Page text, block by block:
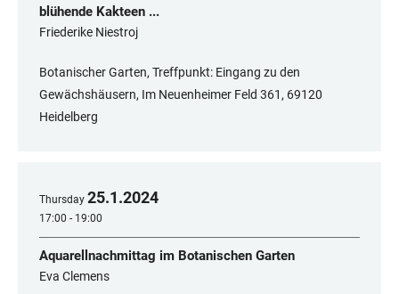
blühende Kakteen ...
Friederike Niestroj
Botanischer Garten, Treffpunkt: Eingang zu den
Gewächshäusern, Im Neuenheimer Feld 361, 69120
Heidelberg
Thursday 25.1.2024
17:00 - 19:00
Aquarellnachmittag im Botanischen Garten
Eva Clemens